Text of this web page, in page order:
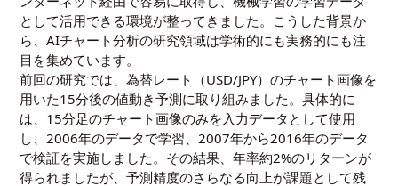
として活用できる環境が整ってきました。こうした背景か
ら、AIチャート分析の研究領域は学術的にも実務的にも注
目を集めています。
前回の研究では、為替レート（USD/JPY）のチャート画像を
用いた15分後の値動き予測に取り組みました。具体的に
は、15分足のチャート画像のみを入力データとして使用
し、2006年のデータで学習、2007年から2016年のデータ
で検証を実施しました。その結果、年率約2%のリターンが
得られましたが、予測精度のさらなる向上が課題として残